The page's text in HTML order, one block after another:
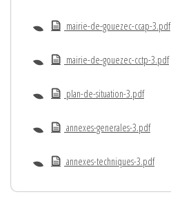
mairie-de-gouezec-ccap-3.pdf
mairie-de-gouezec-cctp-3.pdf
plan-de-situation-3.pdf
annexes-generales-3.pdf
annexes-techniques-3.pdf